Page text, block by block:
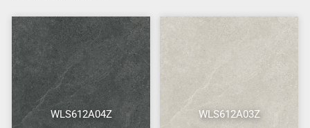
WLS612A04Z
WLS612A03Z